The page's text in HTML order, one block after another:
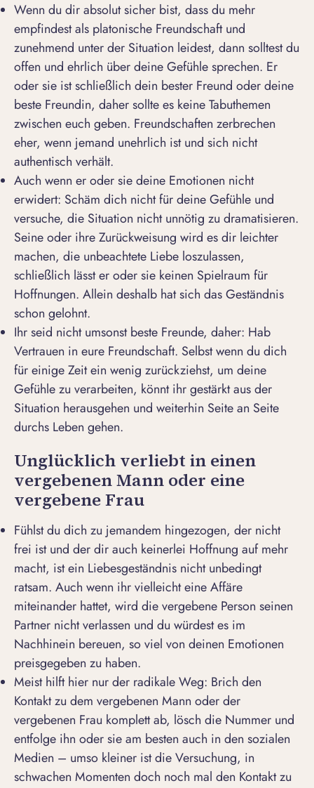
Wenn du dir absolut sicher bist, dass du mehr
empfindest als platonische Freundschaft und
zunehmend unter der Situation leidest, dann solltest du
offen und ehrlich über deine Gefühle sprechen. Er
oder sie ist schließlich dein bester Freund oder deine
beste Freundin, daher sollte es keine Tabuthemen
zwischen euch geben. Freundschaften zerbrechen
eher, wenn jemand unehrlich ist und sich nicht
authentisch verhält.
Auch wenn er oder sie deine Emotionen nicht
erwidert: Schäm dich nicht für deine Gefühle und
versuche, die Situation nicht unnötig zu dramatisieren.
Seine oder ihre Zurückweisung wird es dir leichter
machen, die unbeachtete Liebe loszulassen,
schließlich lässt er oder sie keinen Spielraum für
Hoffnungen. Allein deshalb hat sich das Geständnis
schon gelohnt.
Ihr seid nicht umsonst beste Freunde, daher: Hab
Vertrauen in eure Freundschaft. Selbst wenn du dich
für einige Zeit ein wenig zurückziehst, um deine
Gefühle zu verarbeiten, könnt ihr gestärkt aus der
Situation herausgehen und weiterhin Seite an Seite
durchs Leben gehen.
Unglücklich verliebt in einen
vergebenen Mann oder eine
vergebene Frau
Fühlst du dich zu jemandem hingezogen, der nicht
frei ist und der dir auch keinerlei Hoffnung auf mehr
macht, ist ein Liebesgeständnis nicht unbedingt
ratsam. Auch wenn ihr vielleicht eine Affäre
miteinander hattet, wird die vergebene Person seinen
Partner nicht verlassen und du würdest es im
Nachhinein bereuen, so viel von deinen Emotionen
preisgegeben zu haben.
Meist hilft hier nur der radikale Weg: Brich den
Kontakt zu dem vergebenen Mann oder der
vergebenen Frau komplett ab, lösch die Nummer und
entfolge ihn oder sie am besten auch in den sozialen
Medien – umso kleiner ist die Versuchung, in
schwachen Momenten doch noch mal den Kontakt zu